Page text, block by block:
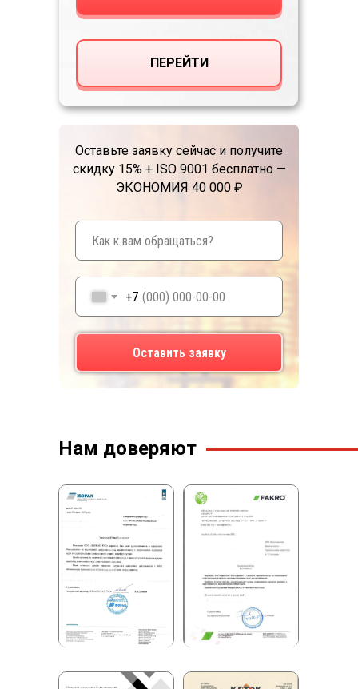
ПЕРЕЙТИ
+7
Оставить заявку
Оставьте заявку сейчас и получите
скидку 15% + ISO 9001 бесплатно —
ЭКОНОМИЯ 40 000 ₽
Нам доверяют